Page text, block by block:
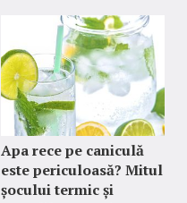
Apa rece pe caniculă
este periculoasă? Mitul
șocului termic și